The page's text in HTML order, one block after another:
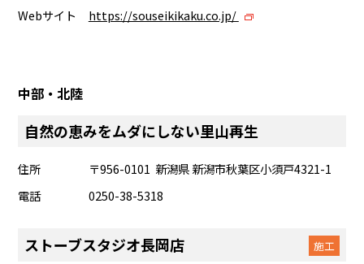
Webサイト
https://souseikikaku.co.jp/
中部・北陸
自然の恵みをムダにしない里山再生
住所
〒956-0101 新潟県 新潟市秋葉区小須戸4321-1
電話
0250-38-5318
ストーブスタジオ長岡店 施工